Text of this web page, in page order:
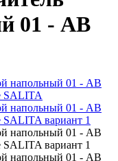
01 - AВ